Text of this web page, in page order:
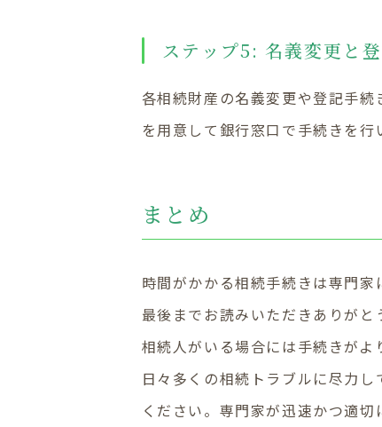
ステップ5: 名義変更と
各相続財産の名義変更や登記手
を用意して銀行窓口で手続きを行
まとめ
時間がかかる相続手続きは専門家
最後までお読みいただきありが
相続人がいる場合には手続きが
日々多くの相続トラブルに尽力
ください。専門家が迅速かつ適切